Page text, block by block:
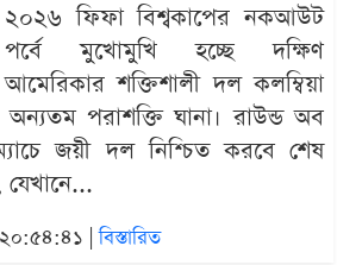
২০২৬ ফিফা বিশ্বকাপের নকআউট
পর্বে মুখোমুখি হচ্ছে দক্ষিণ
আমেরিকার শক্তিশালী দল কলম্বিয়া
পরাশক্তি ঘানা। রাউন্ড অব
জয়ী দল নিশ্চিত করবে শেষ
|বিস্তারিত